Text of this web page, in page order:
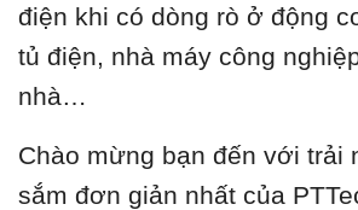
điện khi có dòng rò ở động
tủ điện, nhà máy công
nhà…
Chào mừng bạn đến với trải
sắm đơn giản nhất của